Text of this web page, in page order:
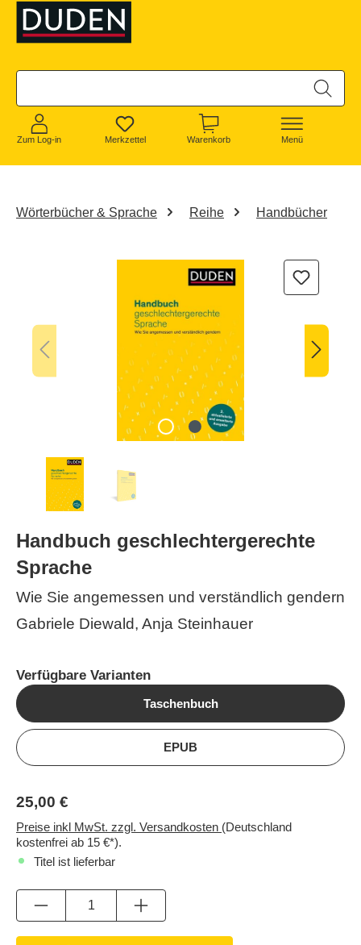
springen
Zum Log-in Merkzettel Warenkorb Menü
Wörterbücher & Sprache Reihe Handbücher
Handbuch geschlechtergerechte
Sprache
Wie Sie angemessen und verständlich gendern
Gabriele Diewald, Anja Steinhauer
Verfügbare Varianten
Taschenbuch
EPUB
25,00 €
Preise inkl MwSt. zzgl. Versandkosten (Deutschland
kostenfrei ab 15 €*).
Titel ist lieferbar
Anzahl